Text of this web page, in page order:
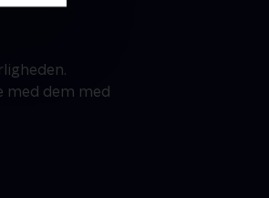
med dem med